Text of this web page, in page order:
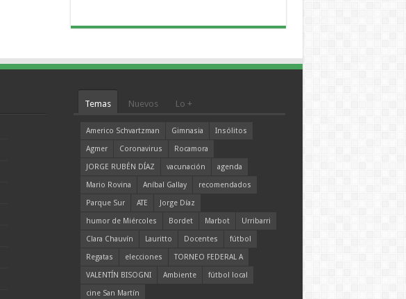
Temas Nuevos Lo +
Americo Schvartzman Gimnasia
Insólitos
Agmer
Coronavirus
Rocamora
JORGE RUBÉN DÍAZ
vacunación
agenda
Mario Rovina
Aníbal Gallay
recomendados
Parque Sur
ATE
Jorge Díaz
humor de Miércoles
Bordet Marbot
Urribarri
Clara Chauvín
Lauritto Docentes
fútbol
Regatas
elecciones
TORNEO FEDERAL A
VALENTÍN BISOGNI
Ambiente
fútbol local
cine San Martín